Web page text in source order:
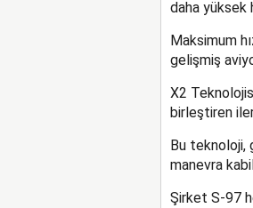
daha yüksek
Maksimum
gelişmiş
X2
birleştiren
Bu teknoloji,
manevra
Şirket S-97